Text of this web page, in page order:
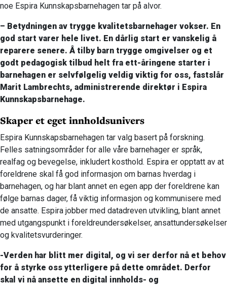
noe Espira Kunnskapsbarnehagen tar på alvor.
– Betydningen av trygge kvalitetsbarnehager vokser. En
god start varer hele livet. En dårlig start er vanskelig å
reparere senere. Å tilby barn trygge omgivelser og et
godt pedagogisk tilbud helt fra ett-åringene starter i
barnehagen er selvfølgelig veldig viktig for oss, fastslår
Marit Lambrechts, administrerende direktør i Espira
Kunnskapsbarnehage.
Skaper et eget innholdsunivers
Espira Kunnskapsbarnehagen tar valg basert på forskning.
Felles satningsområder for alle våre barnehager er språk,
realfag og bevegelse, inkludert kosthold. Espira er opptatt av at
foreldrene skal få god informasjon om barnas hverdag i
barnehagen, og har blant annet en egen app der foreldrene kan
følge barnas dager, få viktig informasjon og kommunisere med
de ansatte. Espira jobber med datadreven utvikling, blant annet
med utgangspunkt i foreldreundersøkelser, ansattundersøkelser
og kvalitetsvurderinger.
-Verden har blitt mer digital, og vi ser derfor nå et behov
for å styrke oss ytterligere på dette området. Derfor
skal vi nå ansette en digital innholds- og